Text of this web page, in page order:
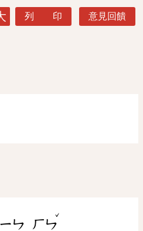
列 印 意見回饋
ㄣ ㄏㄣ
ˇ